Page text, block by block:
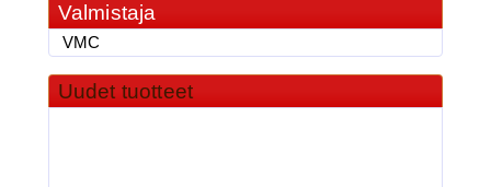
Valmistaja
VMC
Uudet tuotteet